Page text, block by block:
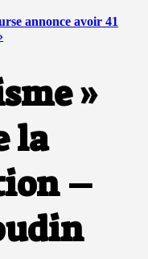
annonce avoir 41
»
la
–